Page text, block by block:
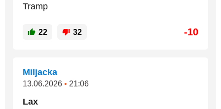
Tramp
22 32 -10
Miljacka
13.06.2026 • 21:06
Lax